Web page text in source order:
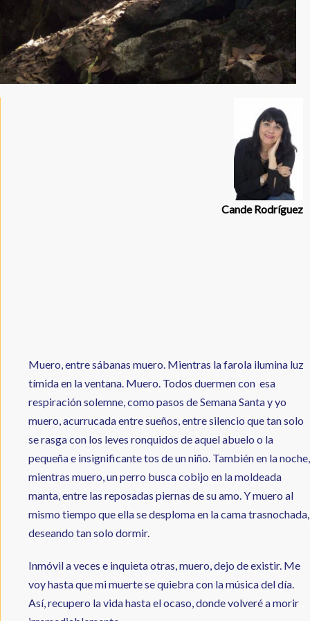
Cande Rodríguez
Muero, entre sábanas muero. Mientras la farola ilumina luz
tímida en la ventana. Muero. Todos duermen con esa
respiración solemne, como pasos de Semana Santa y yo
muero, acurrucada entre sueños, entre silencio que tan solo
se rasga con los leves ronquidos de aquel abuelo o la
pequeña e insignificante tos de un niño. También en la noche,
mientras muero, un perro busca cobijo en la moldeada
manta, entre las reposadas piernas de su amo. Y muero al
mismo tiempo que ella se desploma en la cama trasnochada,
deseando tan solo dormir.
Inmóvil a veces e inquieta otras, muero, dejo de existir. Me
voy hasta que mi muerte se quiebra con la música del día.
Así, recupero la vida hasta el ocaso, donde volveré a morir